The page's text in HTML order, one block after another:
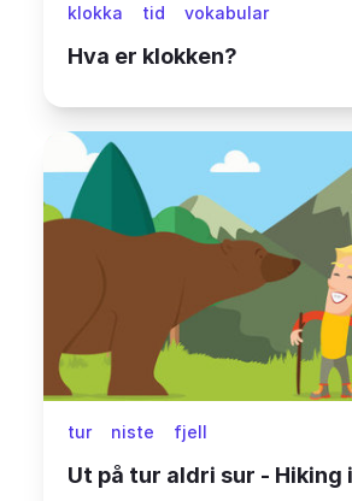
klokka tid vokabular
Hva er klokken?
tur niste fjell
Ut på tur aldri sur - Hiking